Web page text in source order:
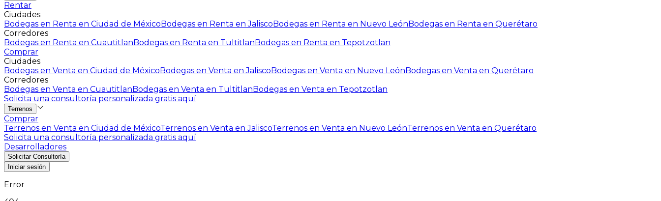
Rentar
Ciudades
Bodegas en Renta en Ciudad de MéxicoBodegas en Renta en JaliscoBodegas en Renta en Nuevo LeónBodegas en Renta en Querétaro
Corredores
Bodegas en Renta en CuautitlanBodegas en Renta en TultitlanBodegas en Renta en Tepotzotlan
Comprar
Ciudades
Bodegas en Venta en Ciudad de MéxicoBodegas en Venta en JaliscoBodegas en Venta en Nuevo LeónBodegas en Venta en Querétaro
Corredores
Bodegas en Venta en CuautitlanBodegas en Venta en TultitlanBodegas en Venta en Tepotzotlan
Solicita una consultoría personalizada gratis aquí
Terrenos
Comprar
Terrenos en Venta en Ciudad de MéxicoTerrenos en Venta en JaliscoTerrenos en Venta en Nuevo LeónTerrenos en Venta en Querétaro
Solicita una consultoría personalizada gratis aquí
Desarrolladores
Solicitar Consultoría
Iniciar sesión
Error